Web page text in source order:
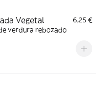
Vegetal
6,25 €
verdura rebozado